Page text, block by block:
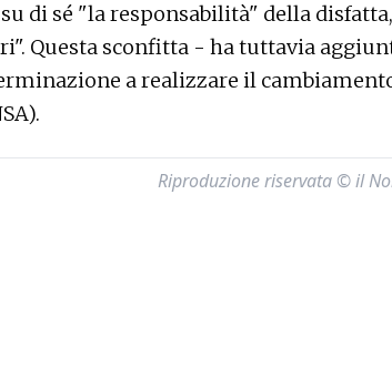
di sé "la responsabilità" della disfatta,
Questa sconfitta - ha tuttavia
a realizzare il
Riproduzione riservata © il